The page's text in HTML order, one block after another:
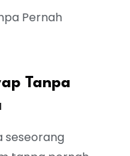
Tanpa
seseorang